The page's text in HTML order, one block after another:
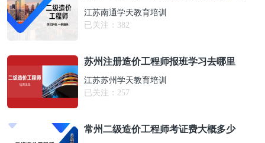
江苏南通学天教育培训
已关注： 382
苏州注册造价工程师报班学习去哪里
江苏苏州学天教育培训
已关注： 257
常州二级造价工程师考证费大概多少